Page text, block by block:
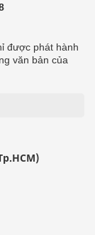
được phát hành
văn bản của